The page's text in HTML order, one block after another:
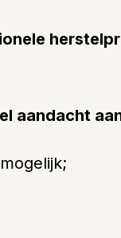
aandacht